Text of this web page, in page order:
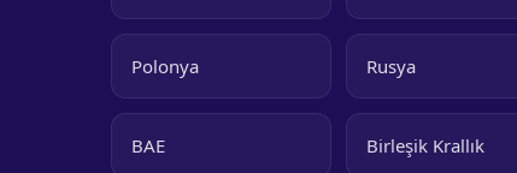
Polonya Rusya
BAE Birleşik Krallık